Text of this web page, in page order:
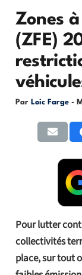
Zones
(ZFE)
Par Loic Farge -
Pour lutter
collectivités
place, sur tout